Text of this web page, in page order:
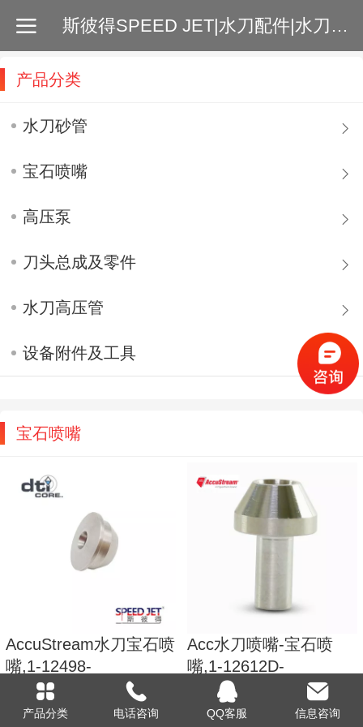
斯彼得SPEED JET|水刀配件|水刀砂管|增压泵|切割刀头|水刀喷嘴|高压管 |
产品分类
水刀砂管
宝石喷嘴
高压泵
刀头总成及零件
水刀高压管
设备附件及工具
宝石喷嘴
AccuStream水刀宝石喷
嘴,1-12498-
010,FLOW#014201-10
Acc水刀喷嘴-宝石喷
嘴,1-12612D-
004,KMT#72132332
产品分类 电话咨询 QQ客服 信息咨询